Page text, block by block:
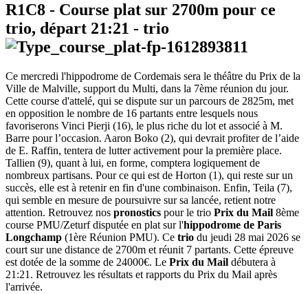
R1C8 - Course plat sur 2700m pour ce
trio, départ 21:21 - trio
Ce mercredi l'hippodrome de Cordemais sera le théâtre du Prix de la
Ville de Malville, support du Multi, dans la 7ème réunion du jour.
Cette course d'attelé, qui se dispute sur un parcours de 2825m, met
en opposition le nombre de 16 partants entre lesquels nous
favoriserons Vinci Pierji (16), le plus riche du lot et associé à M.
Barre pour l’occasion. Aaron Boko (2), qui devrait profiter de l’aide
de E. Raffin, tentera de lutter activement pour la première place.
Tallien (9), quant à lui, en forme, comptera logiquement de
nombreux partisans. Pour ce qui est de Horton (1), qui reste sur un
succès, elle est à retenir en fin d'une combinaison. Enfin, Teila (7),
qui semble en mesure de poursuivre sur sa lancée, retient notre
attention. Retrouvez nos pronostics pour le trio Prix du Mail 8ème
course PMU/Zeturf disputée en plat sur l'hippodrome de Paris
Longchamp (1ère Réunion PMU). Ce trio du jeudi 28 mai 2026 se
court sur une distance de 2700m et réunit 7 partants. Cette épreuve
est dotée de la somme de 24000€. Le Prix du Mail débutera à
21:21. Retrouvez les résultats et rapports du Prix du Mail après
l'arrivée.